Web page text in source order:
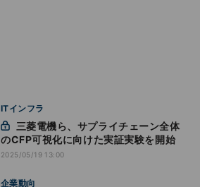
ITインフラ
のCFP可視化に向けた実証実験を開始
2025/05/19 13:00
企業動向